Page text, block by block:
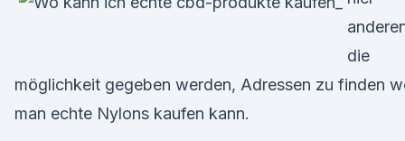
die
möglichkeit gegeben werden, Adressen zu finden
man echte Nylons kaufen kann.